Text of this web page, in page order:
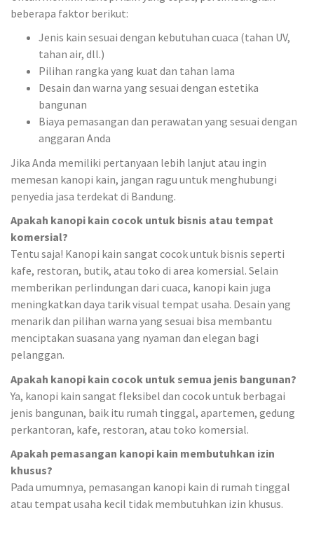
beberapa faktor berikut:
Jenis kain sesuai dengan kebutuhan cuaca (tahan UV,
tahan air, dll.)
Pilihan rangka yang kuat dan tahan lama
Desain dan warna yang sesuai dengan estetika
bangunan
Biaya pemasangan dan perawatan yang sesuai dengan
anggaran Anda
Jika Anda memiliki pertanyaan lebih lanjut atau ingin
memesan kanopi kain, jangan ragu untuk menghubungi
penyedia jasa terdekat di Bandung.
Apakah kanopi kain cocok untuk bisnis atau tempat
komersial?
Tentu saja! Kanopi kain sangat cocok untuk bisnis seperti
kafe, restoran, butik, atau toko di area komersial. Selain
memberikan perlindungan dari cuaca, kanopi kain juga
meningkatkan daya tarik visual tempat usaha. Desain yang
menarik dan pilihan warna yang sesuai bisa membantu
menciptakan suasana yang nyaman dan elegan bagi
pelanggan.
Apakah kanopi kain cocok untuk semua jenis bangunan?
Ya, kanopi kain sangat fleksibel dan cocok untuk berbagai
jenis bangunan, baik itu rumah tinggal, apartemen, gedung
perkantoran, kafe, restoran, atau toko komersial.
Apakah pemasangan kanopi kain membutuhkan izin
khusus?
Pada umumnya, pemasangan kanopi kain di rumah tinggal
atau tempat usaha kecil tidak membutuhkan izin khusus.